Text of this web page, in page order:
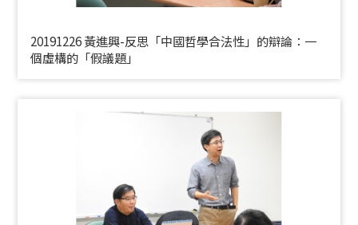
20191226 黃進興-反思「中國哲學合法性」的辯論：一
個虛構的「假議題」